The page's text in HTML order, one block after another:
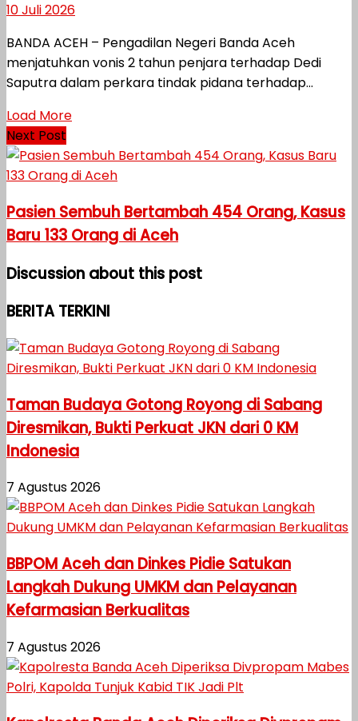
10 Juli 2026
BANDA ACEH – Pengadilan Negeri Banda Aceh
menjatuhkan vonis 2 tahun penjara terhadap Dedi
Saputra dalam perkara tindak pidana terhadap...
Load More
Next Post
Pasien Sembuh Bertambah 454 Orang, Kasus
Baru 133 Orang di Aceh
Discussion about this post
BERITA TERKINI
Taman Budaya Gotong Royong di Sabang
Diresmikan, Bukti Perkuat JKN dari 0 KM
Indonesia
7 Agustus 2026
BBPOM Aceh dan Dinkes Pidie Satukan
Langkah Dukung UMKM dan Pelayanan
Kefarmasian Berkualitas
7 Agustus 2026